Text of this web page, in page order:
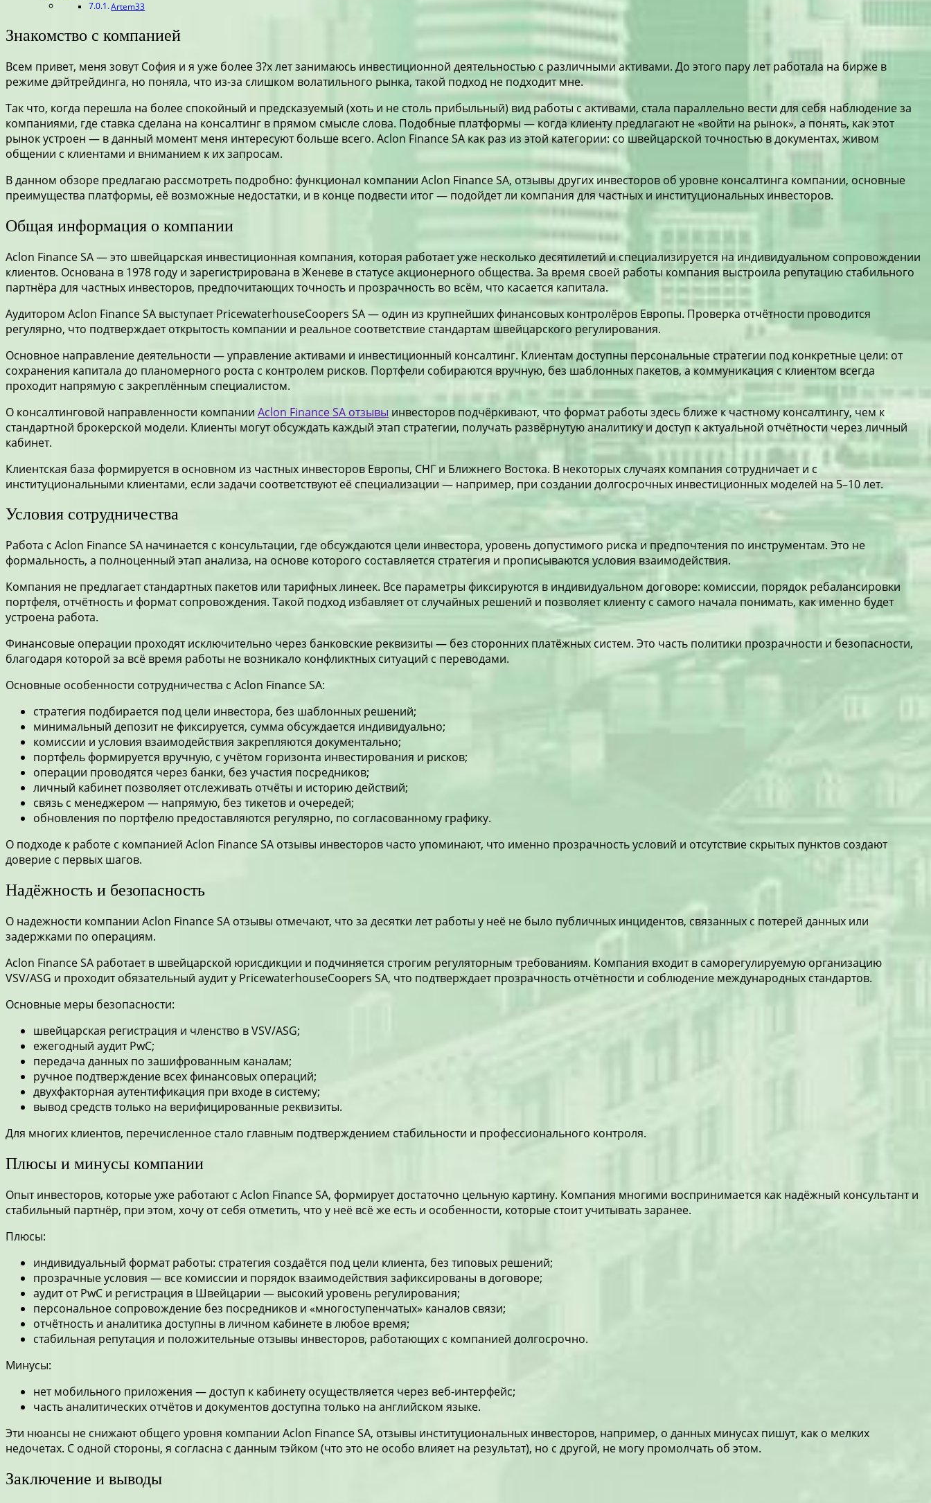
Artem33
Знакомство с компанией
Всем привет, меня зовут София и я уже более 3?х лет занимаюсь инвестиционной деятельностью с различными активами. До этого пару лет работала на бирже в
режиме дэйтрейдинга, но поняла, что из-за слишком волатильного рынка, такой подход не подходит мне.
Так что, когда перешла на более спокойный и предсказуемый (хоть и не столь прибыльный) вид работы с активами, стала параллельно вести для себя наблюдение за
компаниями, где ставка сделана на консалтинг в прямом смысле слова. Подобные платформы — когда клиенту предлагают не «войти на рынок», а понять, как этот
рынок устроен — в данный момент меня интересуют больше всего. Aclon Finance SA как раз из этой категории: со швейцарской точностью в документах, живом
общении с клиентами и вниманием к их запросам.
В данном обзоре предлагаю рассмотреть подробно: функционал компании Aclon Finance SA, отзывы других инвесторов об уровне консалтинга компании, основные
преимущества платформы, её возможные недостатки, и в конце подвести итог — подойдет ли компания для частных и институциональных инвесторов.
Общая информация о компании
Aclon Finance SA — это швейцарская инвестиционная компания, которая работает уже несколько десятилетий и специализируется на индивидуальном сопровождении
клиентов. Основана в 1978 году и зарегистрирована в Женеве в статусе акционерного общества. За время своей работы компания выстроила репутацию стабильного
партнёра для частных инвесторов, предпочитающих точность и прозрачность во всём, что касается капитала.
Аудитором Aclon Finance SA выступает PricewaterhouseCoopers SA — один из крупнейших финансовых контролёров Европы. Проверка отчётности проводится
регулярно, что подтверждает открытость компании и реальное соответствие стандартам швейцарского регулирования.
Основное направление деятельности — управление активами и инвестиционный консалтинг. Клиентам доступны персональные стратегии под конкретные цели: от
сохранения капитала до планомерного роста с контролем рисков. Портфели собираются вручную, без шаблонных пакетов, а коммуникация с клиентом всегда
проходит напрямую с закреплённым специалистом.
О консалтинговой направленности компании Aclon Finance SA отзывы инвесторов подчёркивают, что формат работы здесь ближе к частному консалтингу, чем к
стандартной брокерской модели. Клиенты могут обсуждать каждый этап стратегии, получать развёрнутую аналитику и доступ к актуальной отчётности через личный
кабинет.
Клиентская база формируется в основном из частных инвесторов Европы, СНГ и Ближнего Востока. В некоторых случаях компания сотрудничает и с
институциональными клиентами, если задачи соответствуют её специализации — например, при создании долгосрочных инвестиционных моделей на 5–10 лет.
Условия сотрудничества
Работа с Aclon Finance SA начинается с консультации, где обсуждаются цели инвестора, уровень допустимого риска и предпочтения по инструментам. Это не
формальность, а полноценный этап анализа, на основе которого составляется стратегия и прописываются условия взаимодействия.
Компания не предлагает стандартных пакетов или тарифных линеек. Все параметры фиксируются в индивидуальном договоре: комиссии, порядок ребалансировки
портфеля, отчётность и формат сопровождения. Такой подход избавляет от случайных решений и позволяет клиенту с самого начала понимать, как именно будет
устроена работа.
Финансовые операции проходят исключительно через банковские реквизиты — без сторонних платёжных систем. Это часть политики прозрачности и безопасности,
благодаря которой за всё время работы не возникало конфликтных ситуаций с переводами.
Основные особенности сотрудничества с Aclon Finance SA:
стратегия подбирается под цели инвестора, без шаблонных решений;
минимальный депозит не фиксируется, сумма обсуждается индивидуально;
комиссии и условия взаимодействия закрепляются документально;
портфель формируется вручную, с учётом горизонта инвестирования и рисков;
операции проводятся через банки, без участия посредников;
личный кабинет позволяет отслеживать отчёты и историю действий;
связь с менеджером — напрямую, без тикетов и очередей;
обновления по портфелю предоставляются регулярно, по согласованному графику.
О подходе к работе с компанией Aclon Finance SA отзывы инвесторов часто упоминают, что именно прозрачность условий и отсутствие скрытых пунктов создают
доверие с первых шагов.
Надёжность и безопасность
О надежности компании Aclon Finance SA отзывы отмечают, что за десятки лет работы у неё не было публичных инцидентов, связанных с потерей данных или
задержками по операциям.
Aclon Finance SA работает в швейцарской юрисдикции и подчиняется строгим регуляторным требованиям. Компания входит в саморегулируемую организацию
VSV/ASG и проходит обязательный аудит у PricewaterhouseCoopers SA, что подтверждает прозрачность отчётности и соблюдение международных стандартов.
Основные меры безопасности:
швейцарская регистрация и членство в VSV/ASG;
ежегодный аудит PwC;
передача данных по зашифрованным каналам;
ручное подтверждение всех финансовых операций;
двухфакторная аутентификация при входе в систему;
вывод средств только на верифицированные реквизиты.
Для многих клиентов, перечисленное стало главным подтверждением стабильности и профессионального контроля.
Плюсы и минусы компании
Опыт инвесторов, которые уже работают с Aclon Finance SA, формирует достаточно цельную картину. Компания многими воспринимается как надёжный консультант и
стабильный партнёр, при этом, хочу от себя отметить, что у неё всё же есть и особенности, которые стоит учитывать заранее.
Плюсы:
индивидуальный формат работы: стратегия создаётся под цели клиента, без типовых решений;
прозрачные условия — все комиссии и порядок взаимодействия зафиксированы в договоре;
аудит от PwC и регистрация в Швейцарии — высокий уровень регулирования;
персональное сопровождение без посредников и «многоступенчатых» каналов связи;
отчётность и аналитика доступны в личном кабинете в любое время;
стабильная репутация и положительные отзывы инвесторов, работающих с компанией долгосрочно.
Минусы:
нет мобильного приложения — доступ к кабинету осуществляется через веб-интерфейс;
часть аналитических отчётов и документов доступна только на английском языке.
Эти нюансы не снижают общего уровня компании Aclon Finance SA, отзывы институциональных инвесторов, например, о данных минусах пишут, как о мелких
недочетах. С одной стороны, я согласна с данным тэйком (что это не особо влияет на результат), но с другой, не могу промолчать об этом.
Заключение и выводы